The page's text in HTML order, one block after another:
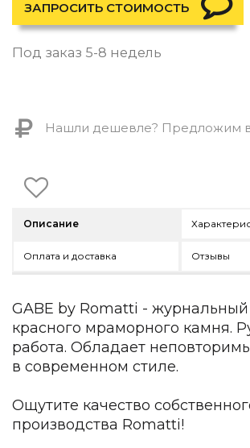
Контемпорари
Производство архитектурного и
Мебель
Столы и столики
Комоды и тумбы
Полки и стеллажи
Консоли
Мебель для HoReCa
Корпусная мебель на заказ
Шкафы и гардеробные на заказ
Мебель для ванной
Офисная мебель
Детская мебель
Фитнес и wellness-оборудование
Коллекции
ЗАПРОСИТЬ СТОИМОСТЬ
Под заказ 5-8 недель
Нашли дешевле? Предложим
Описание
Оплата и доставка Отзывы
GABE by Romatti - журнальный
красного мраморного камня.
работа. Обладает
в современном стиле.
Ощутите качество
производства Romatti!